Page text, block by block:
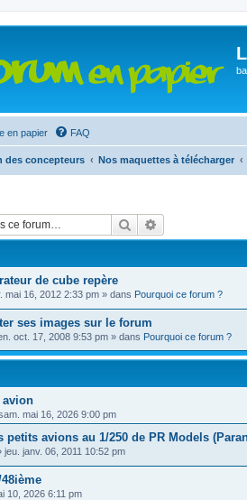
en papier FAQ
des concepteurs Nos maquettes à télécharger
Rechercher
de cube repère
mai 16, 2012 2:33 pm » dans Pourquoi ce forum ?
ses images sur le forum
oct. 17, 2008 9:53 pm » dans Pourquoi ce forum ?
avion
mai 16, 2026 9:00 pm
petits avions au 1/250 de PR Models
jeu. janv. 06, 2011 10:52 pm
10, 2026 6:11 pm